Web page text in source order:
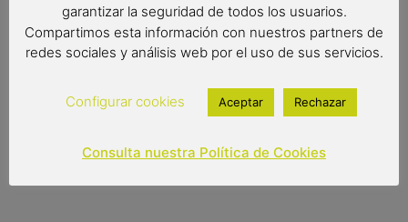
Medidas: 30.5 x 5.4 cm.
Out of stock
garantizar la seguridad de todos los usuarios.
Compartimos esta información con nuestros partners de
redes sociales y análisis web por el uso de sus servicios.
Configurar cookies Aceptar Rechazar
Consulta nuestra Política de Cookies